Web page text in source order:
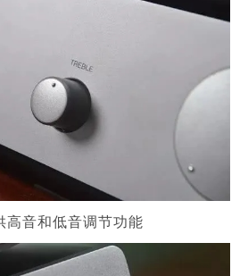
音和低音调节功能